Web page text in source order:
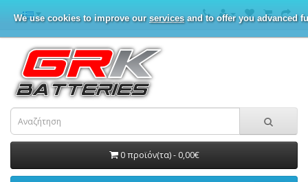
We use cookies to improve our servicesand to offer you advanced
0 προϊόν(τα) - 0,00€